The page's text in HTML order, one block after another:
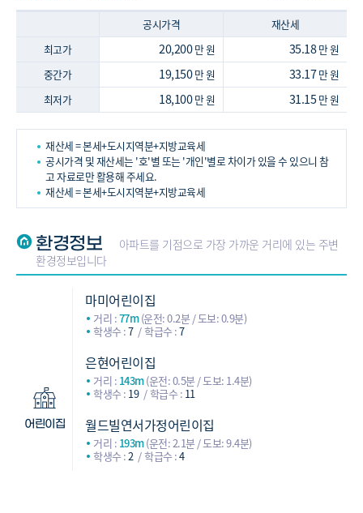
공시가격
재산세
최고가
20,200만 원 35.18만 원
중간가
19,150만 원 33.17만 원
최저가
18,100만 원 31.15만 원
재산세 = 본세+도시지역분+지방교육세
공시가격 및 재산세는 '호'별 또는 '개인'별로 차이가 있을 수 있으니 참
고 자료로만 활용해 주세요.
재산세 = 본세+도시지역분+지방교육세
환경정보
아파트를 기점으로 가장 가까운 거리에 있는 주변
환경정보입니다
어린이집
마미어린이집
거리 :77m(운전: 0.2분 / 도보: 0.9분)
학생수 :7 학급수 :7
은현어린이집
거리 : 143m(운전: 0.5분 / 도보: 1.4분)
학생수 : 19 학급수 : 11
월드빌연서가정어린이집
거리 : 193m(운전: 2.1분 / 도보: 9.4분)
학생수 :2 학급수 :4